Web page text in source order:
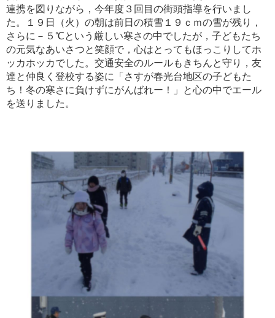
連携を図りながら，今年度３回目の街頭指導を行いまし
た。１９日（火）の朝は前日の積雪１９ｃｍの雪が残り，
さらに－５℃という厳しい寒さの中でしたが，子どもたち
の元気なあいさつと笑顔で，心はとってもほっこりしてホ
ッカホッカでした。交通安全のルールもきちんと守り，友
達と仲良く登校する姿に「さすが春光台地区の子どもた
ち！冬の寒さに負けずにがんばれー！」と心の中でエール
を送りました。